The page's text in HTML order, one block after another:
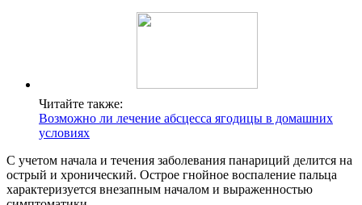
Читайте также:
Возможно ли лечение абсцесса ягодицы в домашних
условиях
С учетом начала и течения заболевания панариций делится на
острый и хронический. Острое гнойное воспаление пальца
характеризуется внезапным началом и выраженностью